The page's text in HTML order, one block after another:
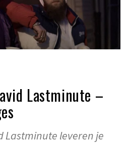
Lastminute –
Lastminute leveren je